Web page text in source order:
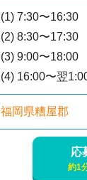
(1) 7:30〜16:30
(2) 8:30〜17:30
(3) 9:00〜18:00
(4) 16:00〜翌
福岡県糟屋郡
応
約1